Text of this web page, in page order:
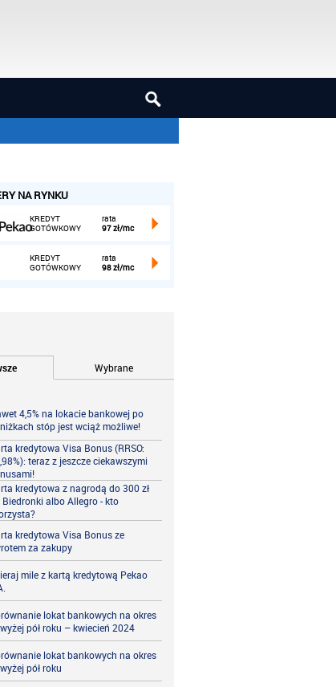
NA RYNKU
KREDYT
GOTÓWKOWY
rata
97 zł/mc
KREDYT
GOTÓWKOWY
rata
98 zł/mc
Wybrane
4,5% na lokacie bankowej po
stóp jest wciąż możliwe!
kredytowa Visa Bonus (RRSO:
teraz z jeszcze ciekawszymi
kredytowa z nagrodą do 300 zł
Biedronki albo Allegro - kto
kredytowa Visa Bonus ze
za zakupy
mile z kartą kredytową Pekao
lokat bankowych na okres
pół roku – kwiecień 2024
lokat bankowych na okres
pół roku